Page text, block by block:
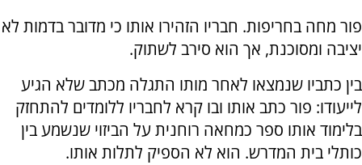
פור מחה בחריפות. חבריו הזהירו אותו כי מדובר בדמות לא
יציבה ומסוכנת, אך הוא סירב לשתוק.
בין כתביו שנמצאו לאחר מותו התגלה מכתב שלא הגיע
לייעודו: פור כתב אותו ובו קרא לחבריו ללומדים להתחזק
בלימוד אותו ספר כמחאה רוחנית על הביזוי שנשמע בין
כותלי בית המדרש. הוא לא הספיק לתלות אותו.